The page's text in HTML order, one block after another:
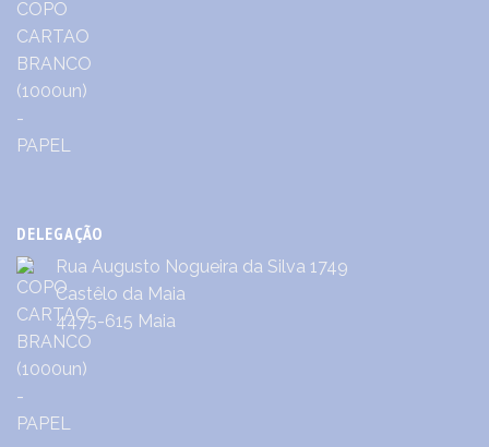
DELEGAÇÃO
Rua Augusto Nogueira da Silva 1749
Castêlo da Maia
4475-615 Maia